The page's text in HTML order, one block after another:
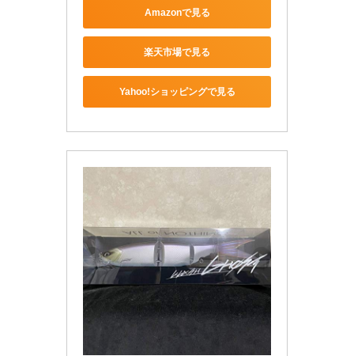
Amazonで見る
楽天市場で見る
Yahoo!ショッピングで見る